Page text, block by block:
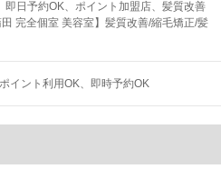
即日予約OK、ポイント加盟店、髪質改善
田 完全個室 美容室】髪質改善/縮毛矯正/髪
ポイント利用OK 即時予約OK